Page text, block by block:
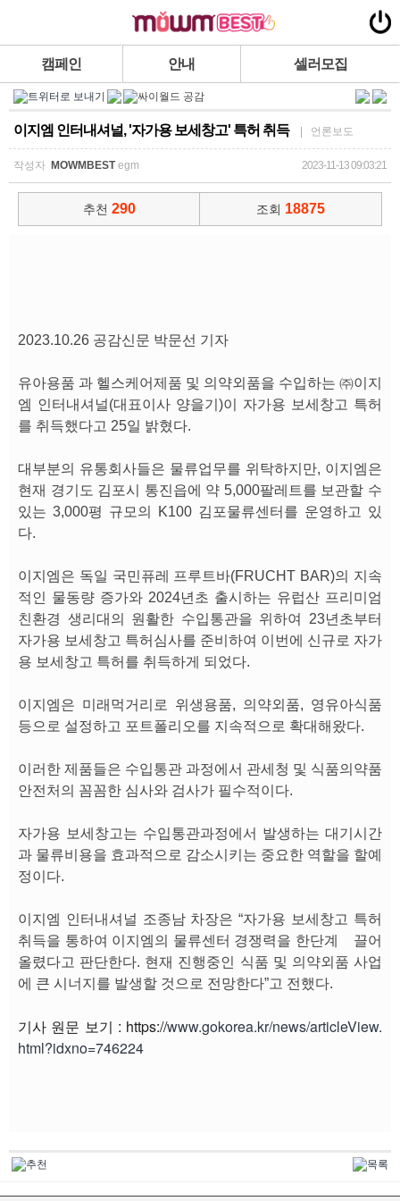
캠페인 안내 셀러모집
이지엠 인터내셔널, '자가용 보세창고' 특허 취득 | 언론보도
작성자 MOWMBESTegm 2023-11-13 09:03:21
추천 290 조회 18875
2023.10.26 공감신문 박문선 기자
유아용품 과 헬스케어제품 및 의약외품을 수입하는 ㈜이지
엠 인터내셔널(대표이사 양을기)이 자가용 보세창고 특허
를 취득했다고 25일 밝혔다.
대부분의 유통회사들은 물류업무를 위탁하지만, 이지엠은
현재 경기도 김포시 통진읍에 약 5,000팔레트를 보관할 수
있는 3,000평 규모의 K100 김포물류센터를 운영하고 있
다.
이지엠은 독일 국민퓨레 프루트바(FRUCHT BAR)의 지속
적인 물동량 증가와 2024년초 출시하는 유럽산 프리미엄
친환경 생리대의 원활한 수입통관을 위하여 23년초부터
자가용 보세창고 특허심사를 준비하여 이번에 신규로 자가
용 보세창고 특허를 취득하게 되었다.
이지엠은 미래먹거리로 위생용품, 의약외품, 영유아식품
등으로 설정하고 포트폴리오를 지속적으로 확대해왔다.
이러한 제품들은 수입통관 과정에서 관세청 및 식품의약품
안전처의 꼼꼼한 심사와 검사가 필수적이다.
자가용 보세창고는 수입통관과정에서 발생하는 대기시간
과 물류비용을 효과적으로 감소시키는 중요한 역할을 할예
정이다.
이지엠 인터내셔널 조종남 차장은 “자가용 보세창고 특허
취득을 통하여 이지엠의 물류센터 경쟁력을 한단계 끌어
올렸다고 판단한다. 현재 진행중인 식품 및 의약외품 사업
에 큰 시너지를 발생할 것으로 전망한다”고 전했다.
기사 원문 보기 : https://www.gokorea.kr/news/articleView.
html?idxno=746224